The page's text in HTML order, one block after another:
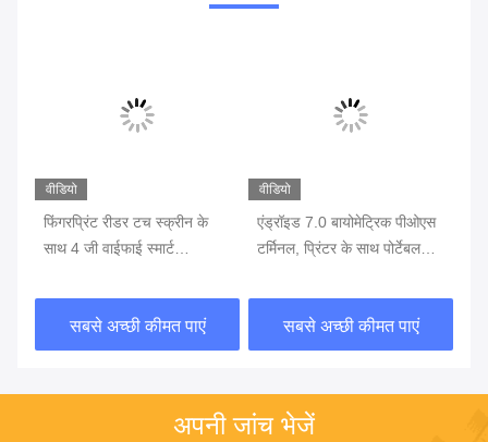
वीडियो
फिंगरप्रिंट रीडर टच स्क्रीन के
साथ 4 जी वाईफाई स्मार्ट
सबसे अच्छी कीमत पाएं
वीडियो
एंड्रॉइड 7.0 बायोमेट्रिक पीओएस
टर्मिनल, प्रिंटर के साथ पोर्टेबल
सबसे अच्छी कीमत पाएं
अपनी जांच भेजें